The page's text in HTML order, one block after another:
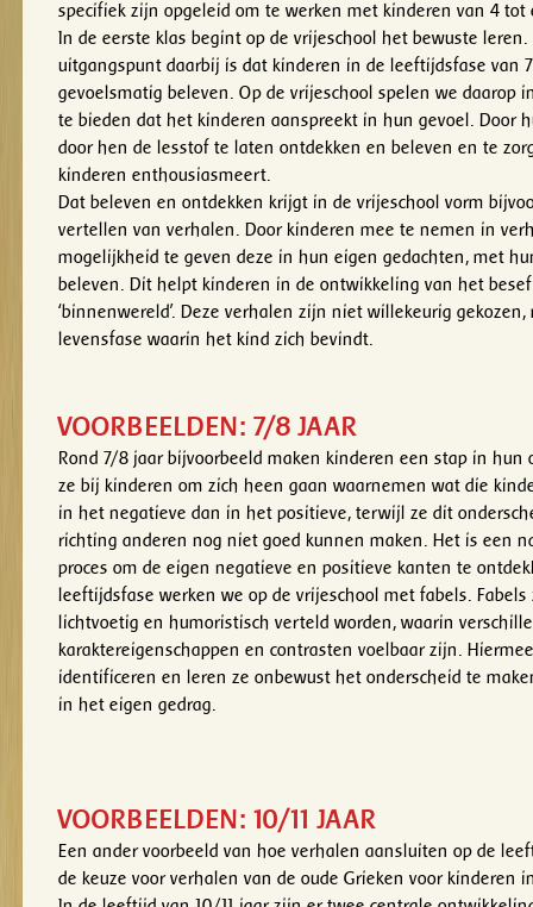
specifiek zijn opgeleid om te werken met kinderen van 4 tot
In de eerste klas begint op de vrijeschool het bewuste
uitgangspunt daarbij is dat kinderen in de leeftijdsfase van
gevoelsmatig beleven. Op de vrijeschool spelen we daarop
te bieden dat het kinderen aanspreekt in hun gevoel. Door
door hen de lesstof te laten ontdekken en beleven en te
kinderen enthousiasmeert.
Dat beleven en ontdekken krijgt in de vrijeschool vorm
vertellen van verhalen. Door kinderen mee te nemen in
mogelijkheid te geven deze in hun eigen gedachten, met
beleven. Dit helpt kinderen in de ontwikkeling van het
‘binnenwereld’. Deze verhalen zijn niet willekeurig
levensfase waarin het kind zich bevindt.
VOORBEELDEN: 7/8 JAAR
Rond 7/8 jaar bijvoorbeeld maken kinderen een stap in hun
ze bij kinderen om zich heen gaan waarnemen wat die
in het negatieve dan in het positieve, terwijl ze dit
richting anderen nog niet goed kunnen maken. Het is een
proces om de eigen negatieve en positieve kanten te
leeftijdsfase werken we op de vrijeschool met fabels.
lichtvoetig en humoristisch verteld worden, waarin
karaktereigenschappen en contrasten voelbaar zijn.
identificeren en leren ze onbewust het onderscheid te
in het eigen gedrag.
VOORBEELDEN: 10/11 JAAR
Een ander voorbeeld van hoe verhalen aansluiten op de
de keuze voor verhalen van de oude Grieken voor kinderen